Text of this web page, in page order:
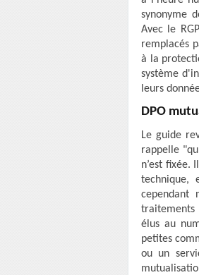
synonyme
Avec le
remplacés
à la
système
leurs
DPO
Le guide
rappelle
n’est fixée.
technique,
cependant
élus au
petites
ou un